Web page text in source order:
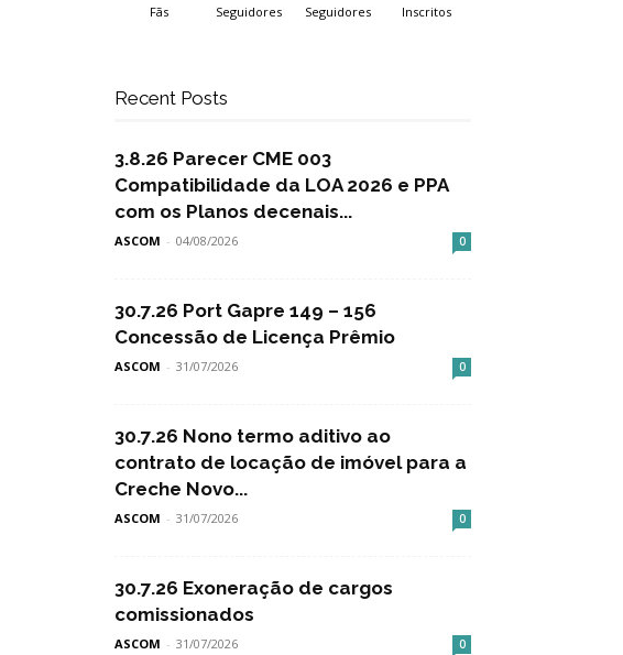
Fãs Seguidores Seguidores Inscritos
Recent Posts
3.8.26 Parecer CME 003
Compatibilidade da LOA 2026 e PPA
com os Planos decenais...
ASCOM - 04/08/2026 0
30.7.26 Port Gapre 149 – 156
Concessão de Licença Prêmio
ASCOM - 31/07/2026 0
30.7.26 Nono termo aditivo ao
contrato de locação de imóvel para a
Creche Novo...
ASCOM - 31/07/2026 0
30.7.26 Exoneração de cargos
comissionados
ASCOM - 31/07/2026 0